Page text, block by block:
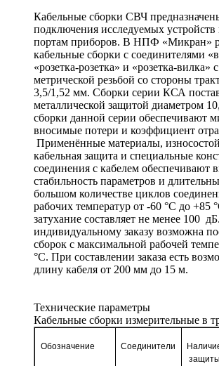
Кабельные сборки СВЧ
подключения исследуемых
портам приборов. В НПФ «Микран»
кабельные сборки с соединителями
«розетка-розетка» и «розетка-
метрической резьбой со стороны
3,5/1,52 мм. Сборки серии КСА
металлической защитой диаметром
сборки данной серии обеспечивают
вносимые потери и коэффициент
Применённые материалы,
кабельная защита и специальные
соединения с кабелем обеспечивают
стабильность параметров и
большом количестве циклов
рабочих температур от -60 °C до +85
затухание составляет не менее 100
индивидуальному заказу возможна
сборок с максимальной рабочей
°C. При составлении заказа есть
длину кабеля от 200 мм до 15 м.
Технические параметры
Кабельные сборки измерительные в
Обозначение Соединители
защиты